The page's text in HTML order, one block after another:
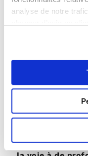
analyse de notre
Vers quelle
questions
approfondie et
naviguer dans
En conclusion,
l’immobilier